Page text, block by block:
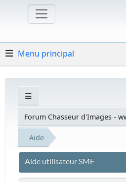
Menu principal
Forum Chasseur d'Images -
Aide
Aide utilisateur SMF